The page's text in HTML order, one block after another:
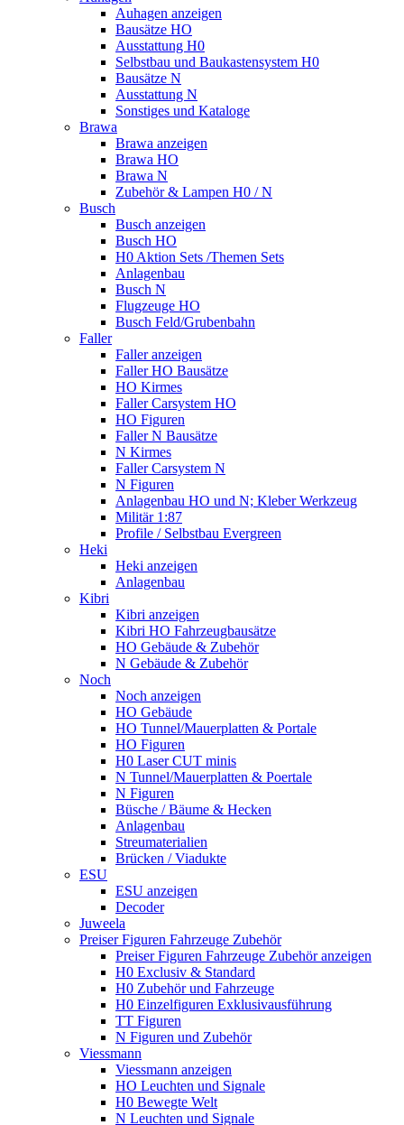
Auhagen anzeigen
Bausätze HO
Ausstattung H0
Selbstbau und Baukastensystem H0
Bausätze N
Ausstattung N
Sonstiges und Kataloge
Brawa
Brawa anzeigen
Brawa HO
Brawa N
Zubehör & Lampen H0 / N
Busch
Busch anzeigen
Busch HO
H0 Aktion Sets /Themen Sets
Anlagenbau
Busch N
Flugzeuge HO
Busch Feld/Grubenbahn
Faller
Faller anzeigen
Faller HO Bausätze
HO Kirmes
Faller Carsystem HO
HO Figuren
Faller N Bausätze
N Kirmes
Faller Carsystem N
N Figuren
Anlagenbau HO und N; Kleber Werkzeug
Militär 1:87
Profile / Selbstbau Evergreen
Heki
Heki anzeigen
Anlagenbau
Kibri
Kibri anzeigen
Kibri HO Fahrzeugbausätze
HO Gebäude & Zubehör
N Gebäude & Zubehör
Noch
Noch anzeigen
HO Gebäude
HO Tunnel/Mauerplatten & Portale
HO Figuren
H0 Laser CUT minis
N Tunnel/Mauerplatten & Poertale
N Figuren
Büsche / Bäume & Hecken
Anlagenbau
Streumaterialien
Brücken / Viadukte
ESU
ESU anzeigen
Decoder
Juweela
Preiser Figuren Fahrzeuge Zubehör
Preiser Figuren Fahrzeuge Zubehör anzeigen
H0 Exclusiv & Standard
H0 Zubehör und Fahrzeuge
H0 Einzelfiguren Exklusivausführung
TT Figuren
N Figuren und Zubehör
Viessmann
Viessmann anzeigen
HO Leuchten und Signale
H0 Bewegte Welt
N Leuchten und Signale